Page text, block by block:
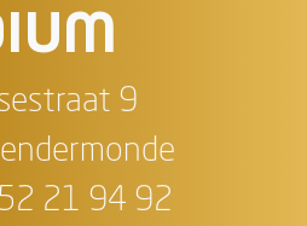
9
21 94 92